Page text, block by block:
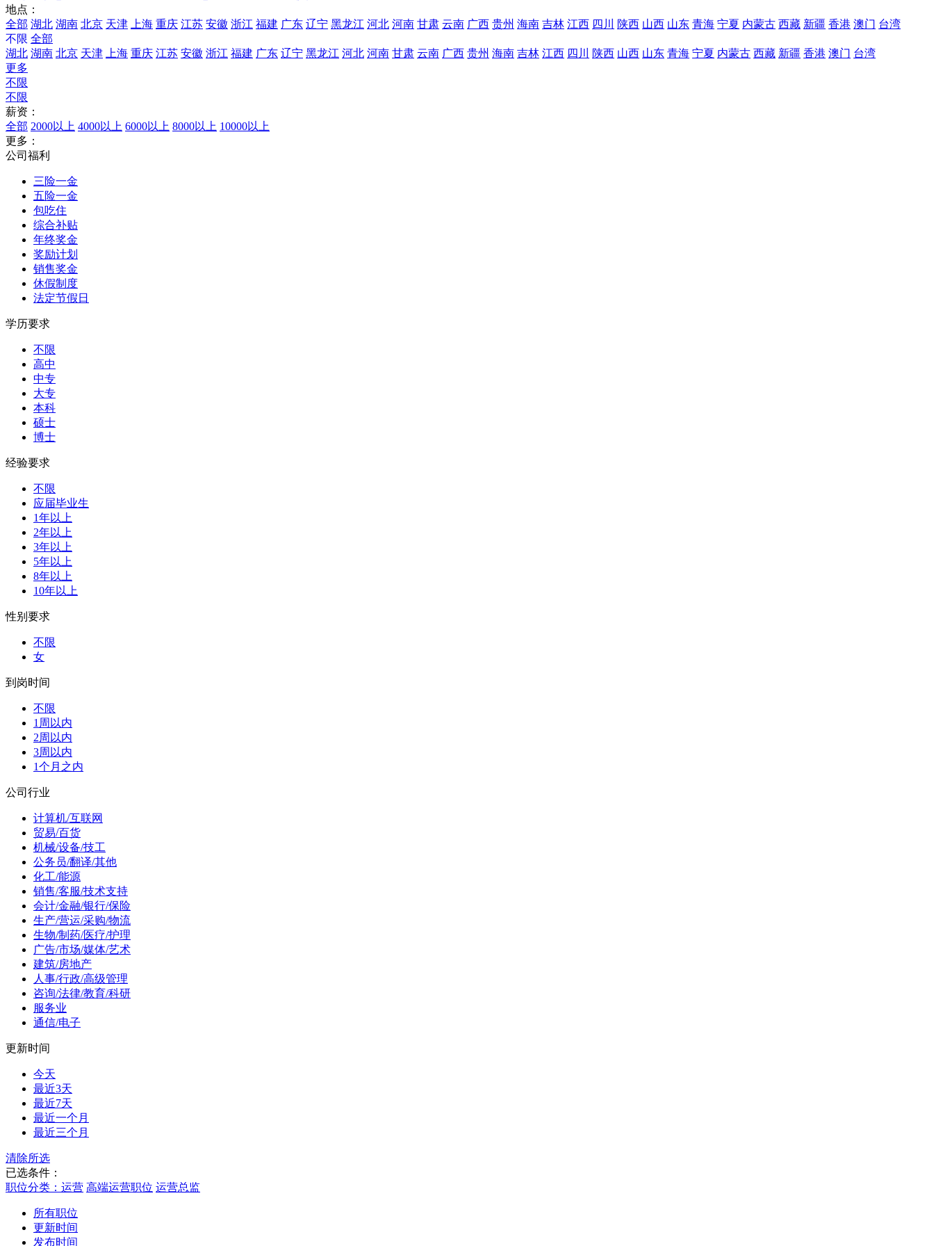
地点：
全部 湖北 湖南 北京 天津 上海 重庆 江苏 安徽 浙江 福建 广东 辽宁 黑龙江 河北 河南 甘肃 云南 广西 贵州 海南 吉林 江西 四川 陕西 山西 山东 青海 宁夏 内蒙古 西藏 新疆 香港 澳门 台湾
不限 全部
湖北 湖南 北京 天津 上海 重庆 江苏 安徽 浙江 福建 广东 辽宁 黑龙江 河北 河南 甘肃 云南 广西 贵州 海南 吉林 江西 四川 陕西 山西 山东 青海 宁夏 内蒙古 西藏 新疆 香港 澳门 台湾
更多
不限
不限
薪资：
全部 2000以上 4000以上 6000以上 8000以上 10000以上
更多：
公司福利
三险一金
五险一金
包吃住
综合补贴
年终奖金
奖励计划
销售奖金
休假制度
法定节假日
学历要求
不限
高中
中专
大专
本科
硕士
博士
经验要求
不限
应届毕业生
1年以上
2年以上
3年以上
5年以上
8年以上
10年以上
性别要求
不限
女
到岗时间
不限
1周以内
2周以内
3周以内
1个月之内
公司行业
计算机/互联网
贸易/百货
机械/设备/技工
公务员/翻译/其他
化工/能源
销售/客服/技术支持
会计/金融/银行/保险
生产/营运/采购/物流
生物/制药/医疗/护理
广告/市场/媒体/艺术
建筑/房地产
人事/行政/高级管理
咨询/法律/教育/科研
服务业
通信/电子
更新时间
今天
最近3天
最近7天
最近一个月
最近三个月
清除所选
已选条件：
职位分类：运营 高端运营职位 运营总监
所有职位
更新时间
发布时间